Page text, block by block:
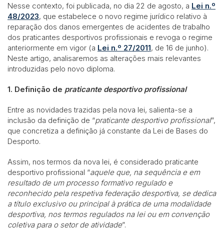
Nesse contexto, foi publicada, no dia 22 de agosto, a Lei n.º
48/2023, que estabelece o novo regime jurídico relativo à
reparação dos danos emergentes de acidentes de trabalho
dos praticantes desportivos profissionais e revoga o regime
anteriormente em vigor (a Lei n.º 27/2011, de 16 de junho).
Neste artigo, analisaremos as alterações mais relevantes
introduzidas pelo novo diploma.
1. Definição de praticante desportivo profissional
Entre as novidades trazidas pela nova lei, salienta-se a
inclusão da definição de “praticante desportivo profissional”,
que concretiza a definição já constante da Lei de Bases do
Desporto.
Assim, nos termos da nova lei, é considerado praticante
desportivo profissional “aquele que, na sequência e em
resultado de um processo formativo regulado e
reconhecido pela respetiva federação desportiva, se dedica
a título exclusivo ou principal à prática de uma modalidade
desportiva, nos termos regulados na lei ou em convenção
coletiva para o setor de atividade”.